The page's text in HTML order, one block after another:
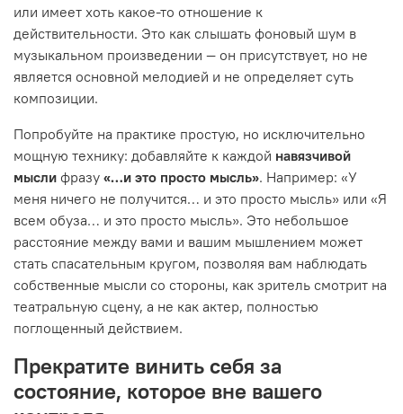
или имеет хоть какое-то отношение к
действительности. Это как слышать фоновый шум в
музыкальном произведении — он присутствует, но не
является основной мелодией и не определяет суть
композиции.
Попробуйте на практике простую, но исключительно
мощную технику: добавляйте к каждой навязчивой
мысли фразу «…и это просто мысль». Например: «У
меня ничего не получится… и это просто мысль» или «Я
всем обуза… и это просто мысль». Это небольшое
расстояние между вами и вашим мышлением может
стать спасательным кругом, позволяя вам наблюдать
собственные мысли со стороны, как зритель смотрит на
театральную сцену, а не как актер, полностью
поглощенный действием.
Прекратите винить себя за
состояние, которое вне вашего